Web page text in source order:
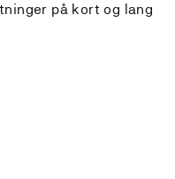
på kort og lang